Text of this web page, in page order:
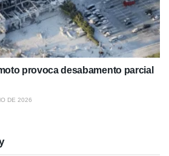
provoca desabamento parcial
DE 2026